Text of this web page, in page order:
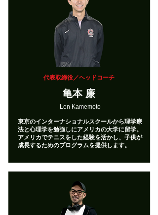
代表取締役／ヘッドコーチ
亀本 廉
Len Kamemoto
東京のインターナショナルスクールから理学療
法と心理学を勉強しにアメリカの大学に留学。
​アメリカでテニスをした経験を活かし、子供が
成長するためのプログラムを提供します。